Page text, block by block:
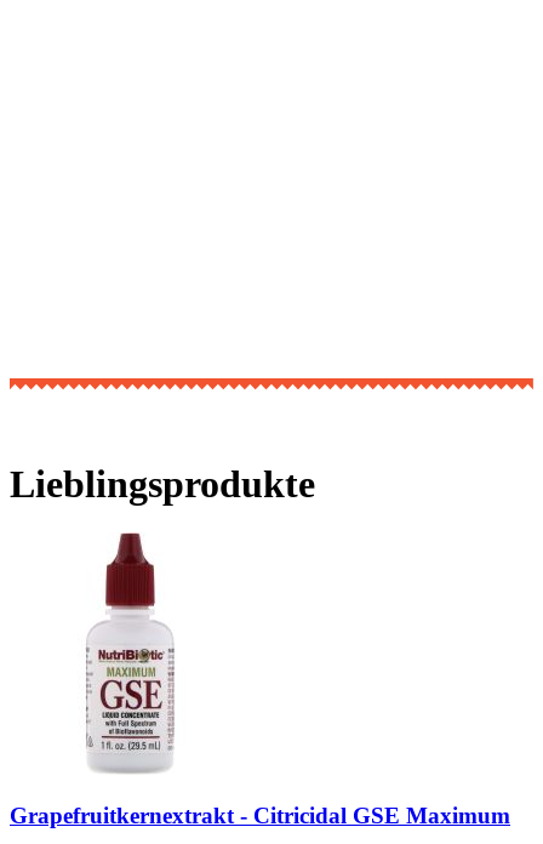
Lieblingsprodukte
Grapefruitkernextrakt - Citricidal GSE Maximum